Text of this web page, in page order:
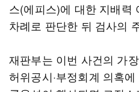
스(에피스)에 대한 지배력
차례로 판단한 뒤 검사의
재판부는 이번 사건의 가
허위공시·부정회계 의혹